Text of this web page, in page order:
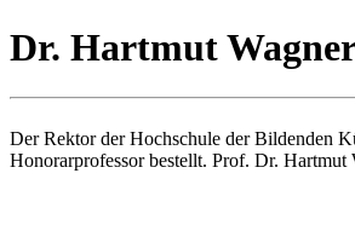
Dr. Hartmut
Der Rektor der Hochschule der Bildenden
Honorarprofessor bestellt. Prof. Dr.